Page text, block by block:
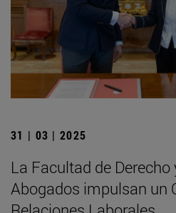
31 | 03 | 2025
La Facultad de
Abogados impulsan un